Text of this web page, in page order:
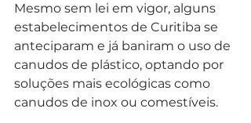
Mesmo sem lei em vigor, alguns
estabelecimentos de Curitiba se
anteciparam e já baniram o uso de
canudos de plástico, optando por
soluções mais ecológicas como
canudos de inox ou comestíveis.